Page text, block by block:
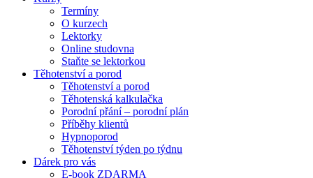
Termíny
O kurzech
Lektorky
Online studovna
Staňte se lektorkou
Těhotenství a porod
Těhotenství a porod
Těhotenská kalkulačka
Porodní přání – porodní plán
Příběhy klientů
Hypnoporod
Těhotenství týden po týdnu
Dárek pro vás
E-book ZDARMA